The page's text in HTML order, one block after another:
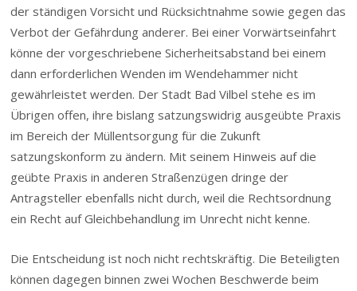
der ständigen Vorsicht und Rücksichtnahme sowie gegen das
Verbot der Gefährdung anderer. Bei einer Vorwärt­s­einfahrt
könne der vorgeschriebene Sicher­heits­abstand bei einem
dann erforderlichen Wenden im Wendehammer nicht
gewährleistet werden. Der Stadt Bad Vilbel stehe es im
Übrigen offen, ihre bislang satzungswidrig ausgeübte Praxis
im Bereich der Müllentsorgung für die Zukunft
satzungskonform zu ändern. Mit seinem Hinweis auf die
geübte Praxis in anderen Straßenzügen dringe der
Antragsteller ebenfalls nicht durch, weil die Rechtsordnung
ein Recht auf Gleich­be­handlung im Unrecht nicht kenne.
Die Entscheidung ist noch nicht rechtskräftig. Die Beteiligten
können dagegen binnen zwei Wochen Beschwerde beim